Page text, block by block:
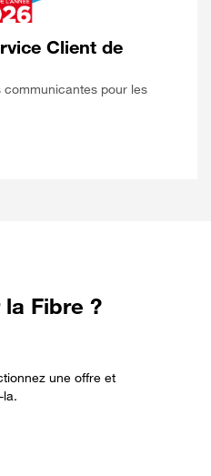
Client de
pour les
Fibre ?
une offre et
la.